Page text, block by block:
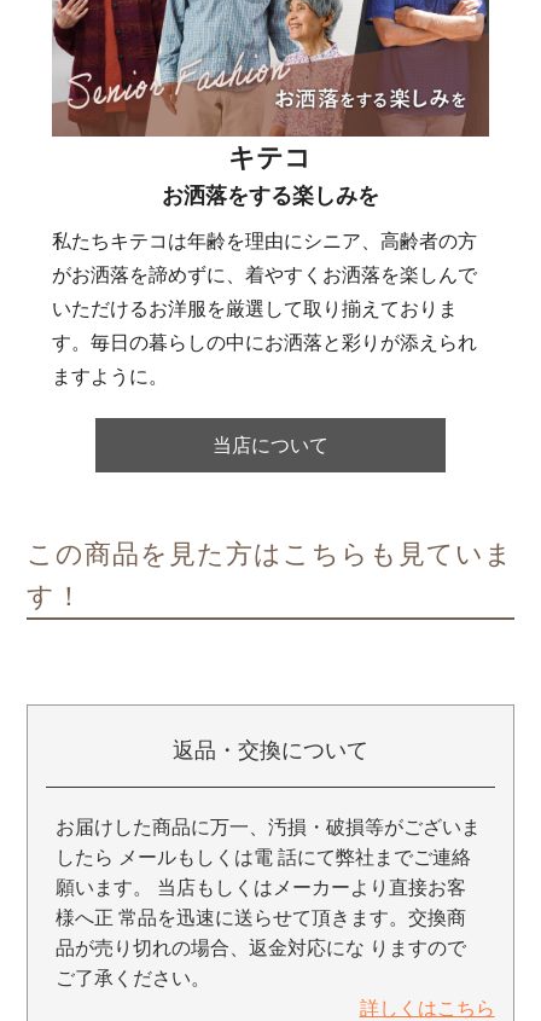
キテコ
お洒落をする楽しみを
私たちキテコは年齢を理由にシニア、高齢者の方
がお洒落を諦めずに、着やすくお洒落を楽しんで
いただけるお洋服を厳選して取り揃えておりま
す。毎日の暮らしの中にお洒落と彩りが添えられ
ますように。
当店について
この商品を見た方はこちらも見ていま
す！
返品・交換について
お届けした商品に万一、汚損・破損等がございま
したら メールもしくは電 話にて弊社までご連絡
願います。 当店もしくはメーカーより直接お客
様へ正 常品を迅速に送らせて頂きます。交換商
品が売り切れの場合、返金対応にな りますので
ご了承ください。
詳しくはこちら